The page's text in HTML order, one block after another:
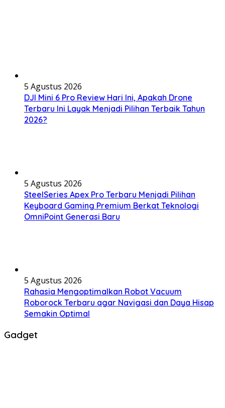
5 Agustus 2026
DJI Mini 6 Pro Review Hari Ini, Apakah Drone
Terbaru Ini Layak Menjadi Pilihan Terbaik Tahun
2026?
5 Agustus 2026
SteelSeries Apex Pro Terbaru Menjadi Pilihan
Keyboard Gaming Premium Berkat Teknologi
OmniPoint Generasi Baru
5 Agustus 2026
Rahasia Mengoptimalkan Robot Vacuum
Roborock Terbaru agar Navigasi dan Daya Hisap
Semakin Optimal
Gadget